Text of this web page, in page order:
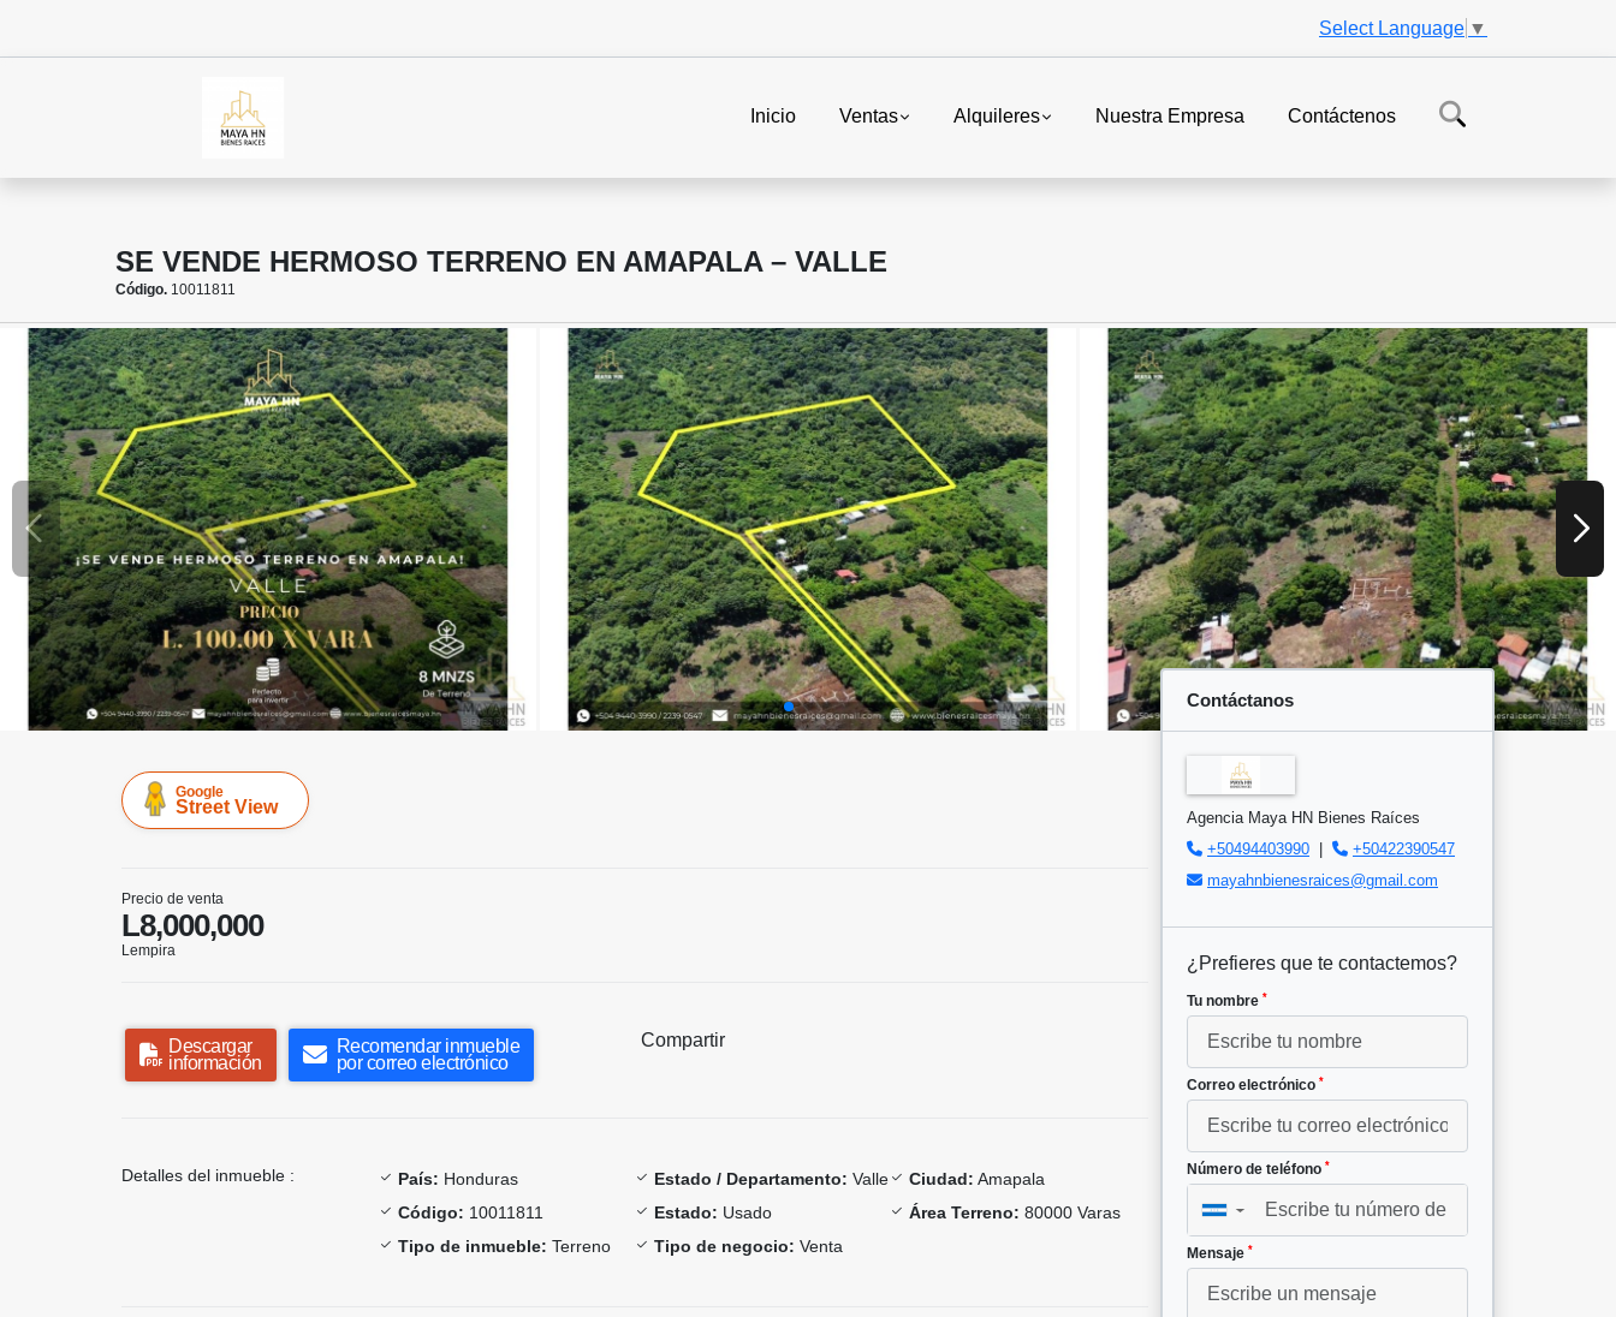
Select Language ▼
Inicio Ventas Alquileres Nuestra Empresa Contáctenos
SE VENDE HERMOSO TERRENO EN AMAPALA – VALLE
Código. 10011811
Google
Street View
Precio de venta
L8,000,000
Lempira
Descargar
información
Recomendar inmueble
por correo electrónico
Compartir
Detalles del inmueble : País: Honduras Estado / Departamento: Valle Ciudad: Amapala
Código: 10011811 Estado: Usado Área Terreno: 80000 Varas
Tipo de inmueble: Terreno Tipo de negocio: Venta
Contáctanos
Agencia Maya HN Bienes Raíces
+50494403990
+50422390547
mayahnbienesraices@gmail.com
¿Prefieres que te contactemos?
Tu nombre *
Correo electrónico *
Número de teléfono *
▼
Mensaje *